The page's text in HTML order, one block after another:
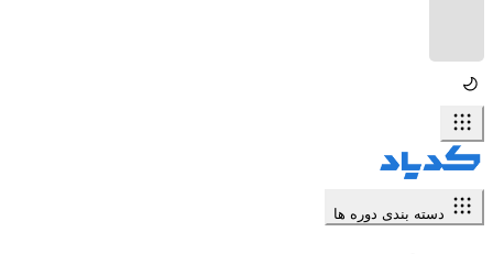
دسته بندی دوره ها